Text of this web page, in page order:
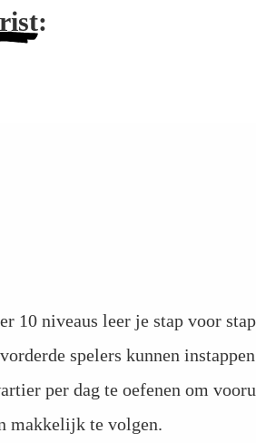
:
10 niveaus leer je stap voor
spelers kunnen
per dag te oefenen om
makkelijk te volgen.